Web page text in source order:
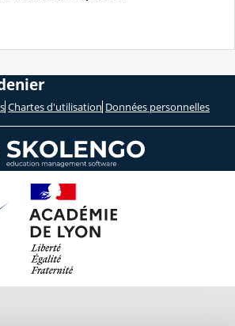
Chartes d'utilisation Données personnelles